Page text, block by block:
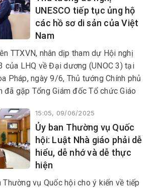
và công tác chuẩn bị Đại hội
Đảng bộ cấp xã nhiệm kỳ
2025-2030.
UNESCO tiếp tục ủng hộ
các hồ sơ di sản của Việt
Nam
TTXVN, nhân dịp tham dự Hội nghị
của LHQ về Đại dương (UNOC 3) tại
Pháp, ngày 9/6, Thủ tướng Chính phủ
đã gặp Tổng Giám đốc Tổ chức Giáo
15:05, 09/06/2025
Ủy ban Thường vụ Quốc
hội: Luật Nhà giáo phải dễ
hiểu, dễ nhớ và dễ thực
hiện
Thường vụ Quốc hội cho ý kiến về tiếp